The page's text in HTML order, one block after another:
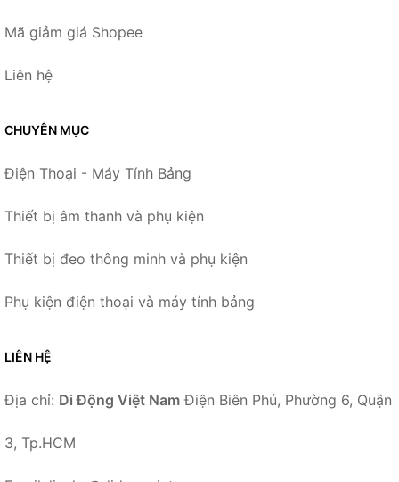
Mã giảm giá Shopee
Liên hệ
CHUYÊN MỤC
Điện Thoại - Máy Tính Bảng
Thiết bị âm thanh và phụ kiện
Thiết bị đeo thông minh và phụ kiện
Phụ kiện điện thoại và máy tính bảng
LIÊN HỆ
Địa chỉ: Di Động Việt Nam Điện Biên Phủ, Phường 6, Quận
3, Tp.HCM